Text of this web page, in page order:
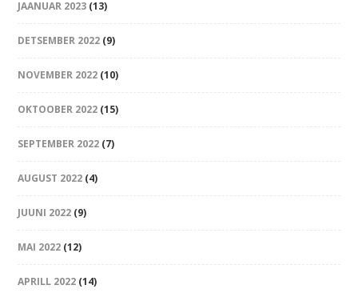
JAANUAR 2023 (13)
DETSEMBER 2022 (9)
NOVEMBER 2022 (10)
OKTOOBER 2022 (15)
SEPTEMBER 2022 (7)
AUGUST 2022 (4)
JUUNI 2022 (9)
MAI 2022 (12)
APRILL 2022 (14)